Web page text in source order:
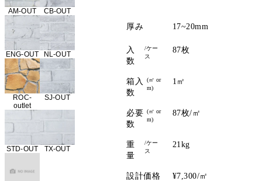
AM-OUT CB-OUT
ENG-OUT NL-OUT
ROC-
outlet
SJ-OUT
STD-OUT TX-OUT
厚み
入
数
/ケー
ス
箱入
数
(㎡ or
m)
必要
数
(㎡ or
m)
重
量
/ケー
ス
設計価格
17~20mm
87枚
1㎡
87枚/㎡
21kg
¥7,300/㎡